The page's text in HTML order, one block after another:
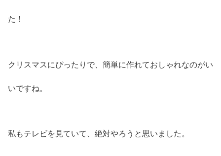
た！
クリスマスにぴったりで、簡単に作れておしゃれなのがい
いですね。
私もテレビを見ていて、絶対やろうと思いました。